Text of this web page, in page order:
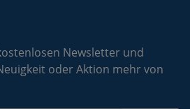
Newsletter und
oder Aktion mehr von